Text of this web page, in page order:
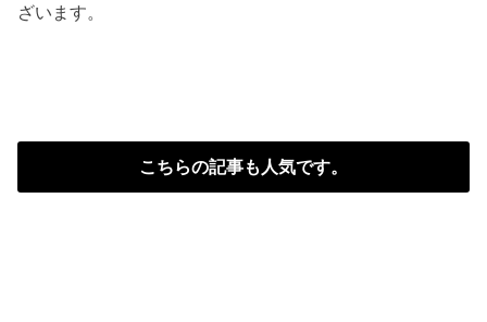
ざいます。
こちらの記事も人気です。